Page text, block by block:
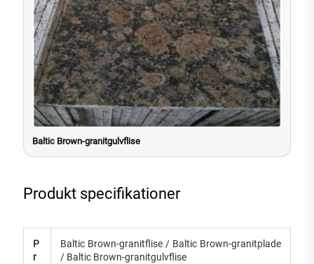
Baltic Brown-granitgulvflise
Produkt specifikationer
P
r
Baltic Brown-granitflise / Baltic Brown-granitplade
/ Baltic Brown-granitgulvflise